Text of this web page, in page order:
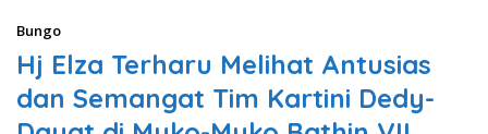
Bungo
Hj Elza Terharu Melihat Antusias
dan Semangat Tim Kartini Dedy-